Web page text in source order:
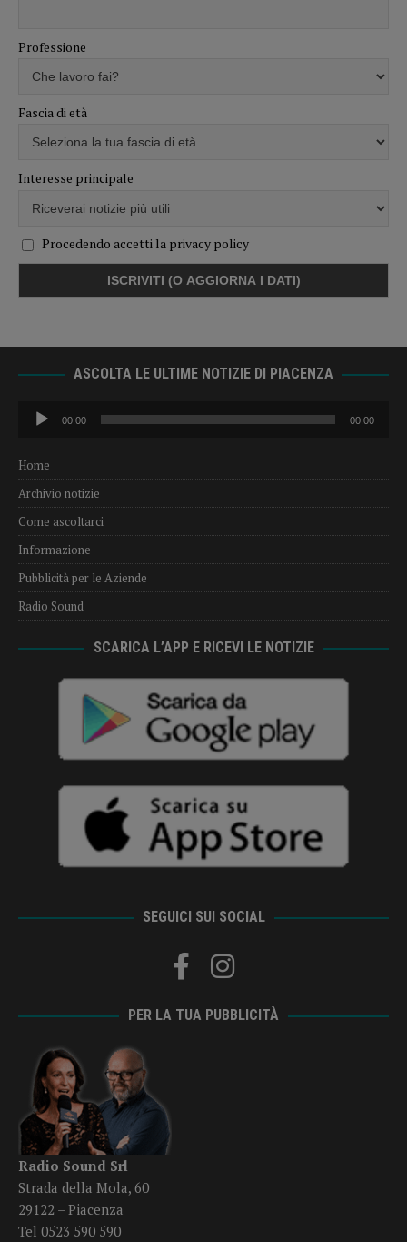
Professione
Fascia di età
Interesse principale
Procedendo accetti la privacy policy
ASCOLTA LE ULTIME NOTIZIE DI PIACENZA
Audio
Player
00:00 00:00
Home
Archivio notizie
Come ascoltarci
Informazione
Pubblicità per le Aziende
Radio Sound
SCARICA L’APP E RICEVI LE NOTIZIE
SEGUICI SUI SOCIAL
PER LA TUA PUBBLICITÀ
Radio Sound Srl
Strada della Mola, 60
29122 – Piacenza
Tel 0523 590 590